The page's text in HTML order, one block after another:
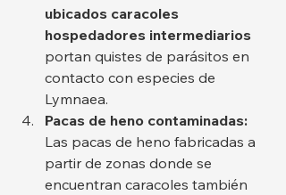
ubicados caracoles
hospedadores intermediarios
portan quistes de parásitos en
contacto con especies de
Lymnaea.
Pacas de heno contaminadas:
Las pacas de heno fabricadas a
partir de zonas donde se
encuentran caracoles también